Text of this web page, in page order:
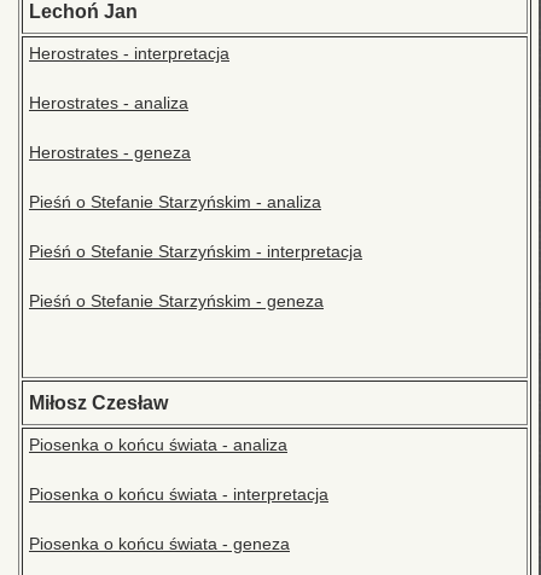
Lechoń Jan
Herostrates - interpretacja
Herostrates - analiza
Herostrates - geneza
Pieśń o Stefanie Starzyńskim - analiza
Pieśń o Stefanie Starzyńskim - interpretacja
Pieśń o Stefanie Starzyńskim - geneza
Miłosz Czesław
Piosenka o końcu świata - analiza
Piosenka o końcu świata - interpretacja
Piosenka o końcu świata - geneza